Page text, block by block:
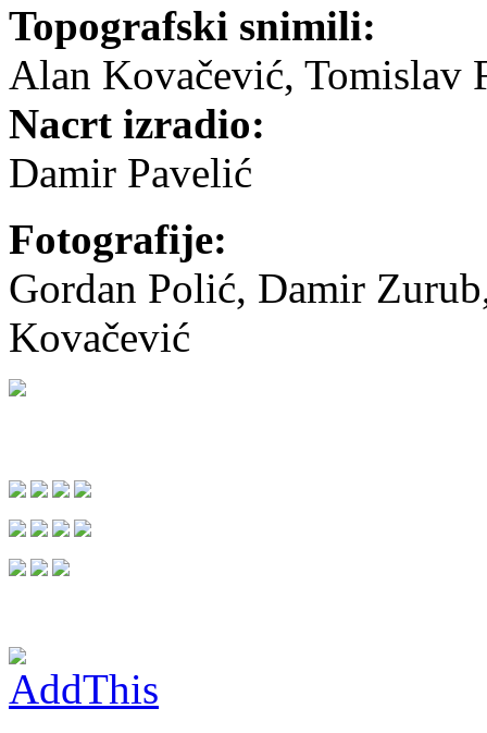
Topografski snimili:
Alan Kovačević, Tomislav
Nacrt izradio:
Damir Pavelić
Fotografije:
Gordan Polić, Damir
Kovačević